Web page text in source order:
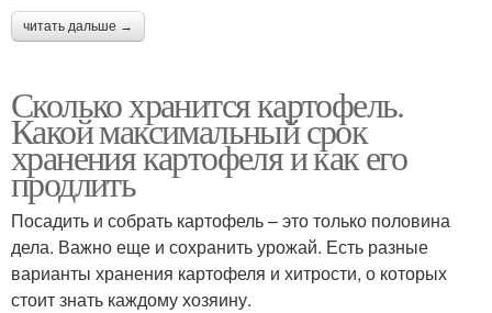
читать дальше →
Сколько хранится картофель.
Какой максимальный срок
хранения картофеля и как его
продлить
Посадить и собрать картофель – это только половина
дела. Важно еще и сохранить урожай. Есть разные
варианты хранения картофеля и хитрости, о которых
стоит знать каждому хозяину.